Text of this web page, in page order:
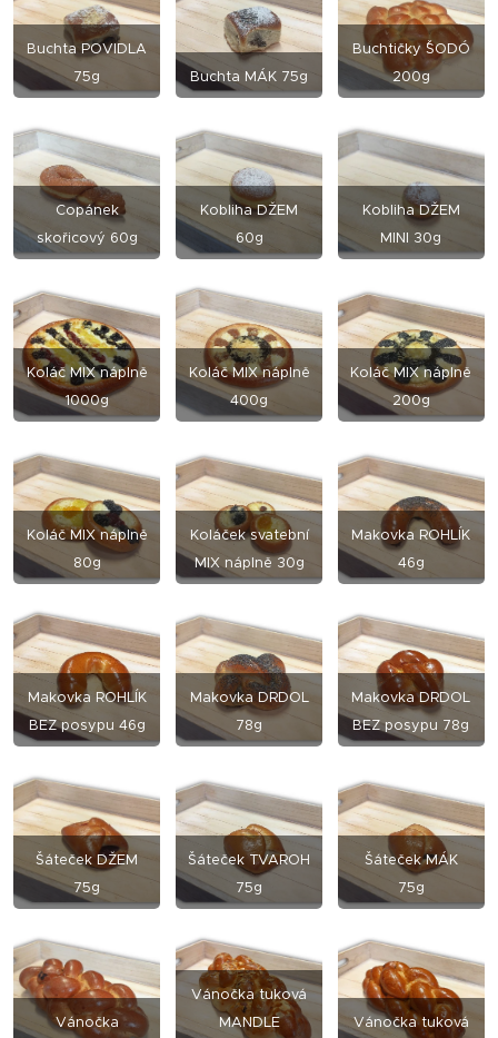
Buchta POVIDLA
75g
Buchta MÁK 75g
Buchtičky ´´ŠODÓ
200g
Copánek
skořicový 60g
Kobliha DŽEM
60g
Kobliha DŽEM
MINI 30g
Koláč MIX náplně
1000g
Koláč MIX náplně
400g
Koláč MIX náplně
200g
Koláč MIX náplně
80g
Koláček svatební
MIX náplně 30g
Makovka ROHLÍK
46g
Makovka ROHLÍK
BEZ posypu 46g
Makovka DRDOL
78g
Makovka DRDOL
BEZ posypu 78g
Šáteček DŽEM
75g
Šáteček TVAROH
75g
Šáteček MÁK
75g
Vánočka
Vánočka tuková
MANDLE
Vánočka tuková